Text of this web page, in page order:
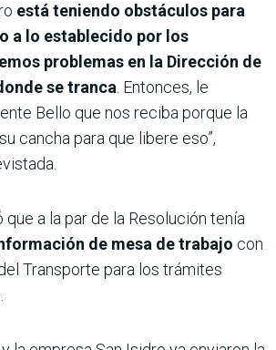
está teniendo obstáculos para
a lo establecido por los
problemas en la Dirección de
se tranca. Entonces, le
Bello que nos reciba porque la
cancha para que libere eso”,
a la par de la Resolución tenía
de mesa de trabajo con
Transporte para los trámites